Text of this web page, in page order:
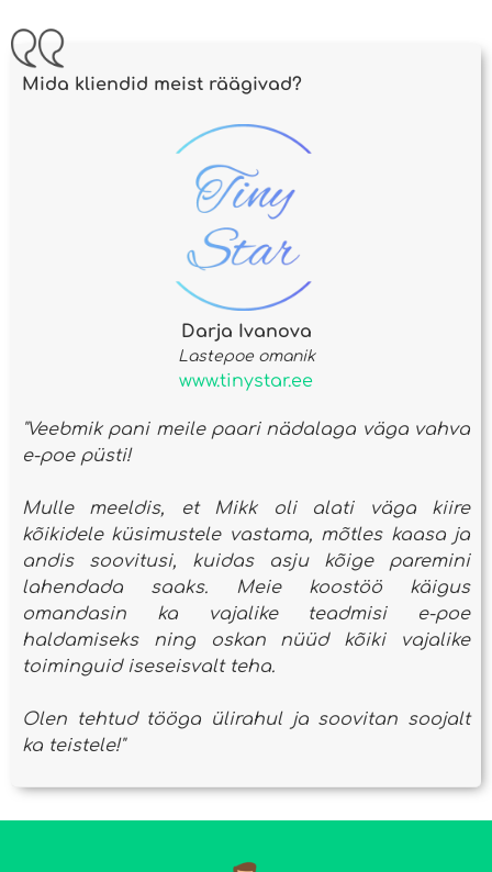
Mida kliendid meist räägivad?
Darja Ivanova
Lastepoe omanik
www.tinystar.ee
"Veebmik pani meile paari nädalaga väga vahva
e-poe püsti!
Mulle meeldis, et Mikk oli alati väga kiire
kõikidele küsimustele vastama, mõtles kaasa ja
andis soovitusi, kuidas asju kõige paremini
lahendada saaks. Meie koostöö käigus
omandasin ka vajalike teadmisi e-poe
haldamiseks ning oskan nüüd kõiki vajalike
toiminguid iseseisvalt teha.
Olen tehtud tööga ülirahul ja soovitan soojalt
ka teistele!"